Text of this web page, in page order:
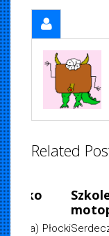
Related
Szkolenie
Serdecznie